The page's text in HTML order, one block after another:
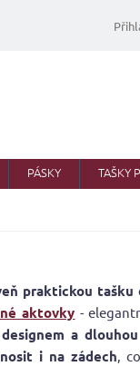
PÁSKY TAŠKY
praktickou tašku
aktovky -
a
i na zádech,